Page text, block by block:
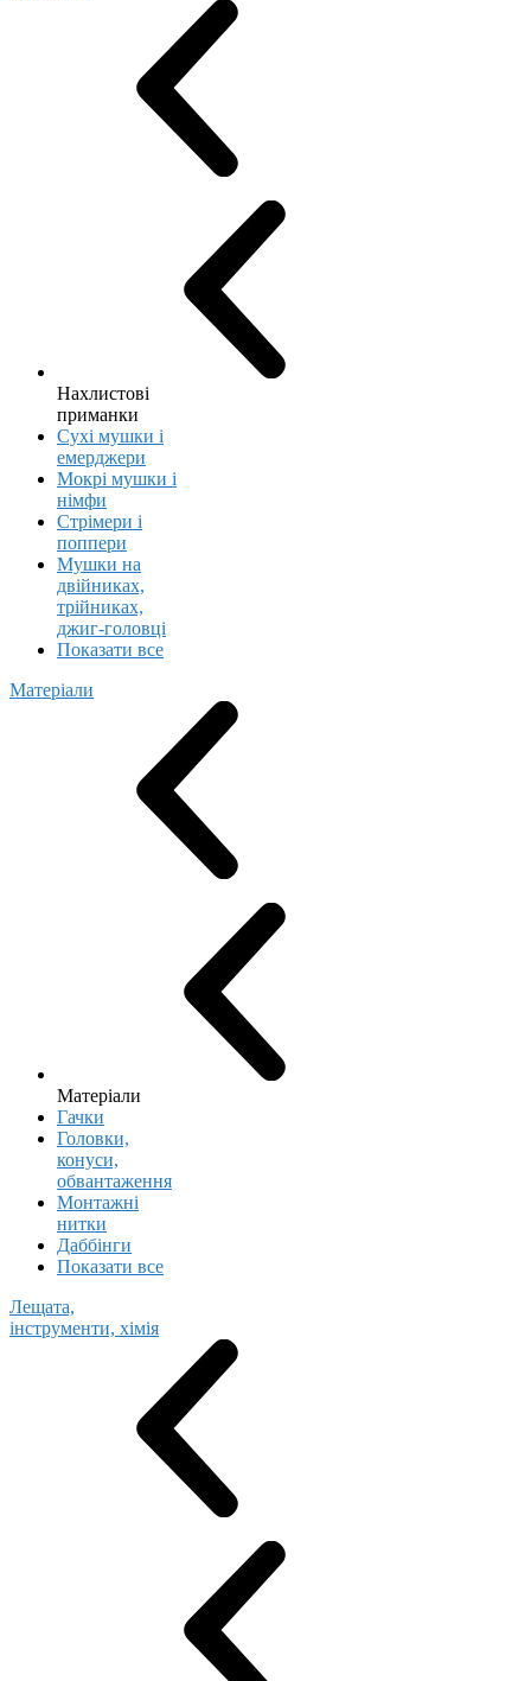
Нахлистові
приманки
Сухі мушки і
емерджери
Мокрі мушки і
німфи
Стрімери і
поппери
Мушки на
двійниках,
трійниках,
джиг-головці
Показати все
Матеріали
Матеріали
Гачки
Головки,
конуси,
обвантаження
Монтажні
нитки
Даббінги
Показати все
Лещата,
інструменти, хімія